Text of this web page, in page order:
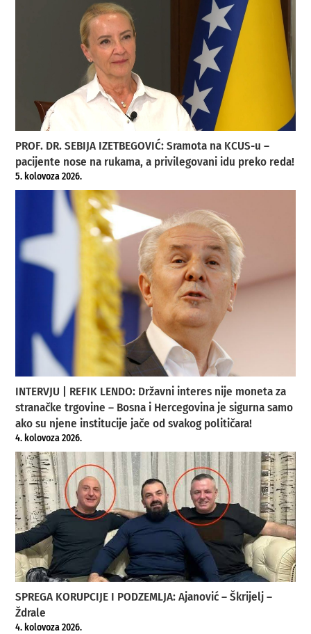
PROF. DR. SEBIJA IZETBEGOVIĆ: Sramota na KCUS-u –
pacijente nose na rukama, a privilegovani idu preko reda!
5. kolovoza 2026.
INTERVJU | REFIK LENDO: Državni interes nije moneta za
stranačke trgovine – Bosna i Hercegovina je sigurna samo
ako su njene institucije jače od svakog političara!
4. kolovoza 2026.
SPREGA KORUPCIJE I PODZEMLJA: Ajanović – Škrijelj –
Ždrale
4. kolovoza 2026.